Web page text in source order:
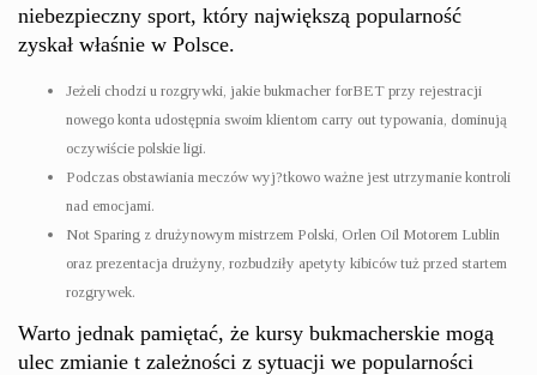
niebezpieczny sport, który największą popularność
zyskał właśnie w Polsce.
Jeżeli chodzi u rozgrywki, jakie bukmacher forBET przy rejestracji
nowego konta udostępnia swoim klientom carry out typowania, dominują
oczywiście polskie ligi.
Podczas obstawiania meczów wyj?tkowo ważne jest utrzymanie kontroli
nad emocjami.
Not Sparing z drużynowym mistrzem Polski, Orlen Oil Motorem Lublin
oraz prezentacja drużyny, rozbudziły apetyty kibiców tuż przed startem
rozgrywek.
Warto jednak pamiętać, że kursy bukmacherskie mogą
ulec zmianie t zależności z sytuacji we popularności